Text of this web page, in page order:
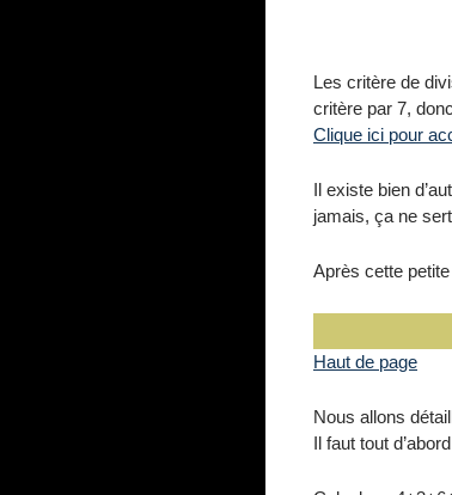
Les critère de
critère par 7,
Clique ici pour
Il existe bien
jamais, ça ne
Après cette
Haut de page
Nous allons
Il faut tout